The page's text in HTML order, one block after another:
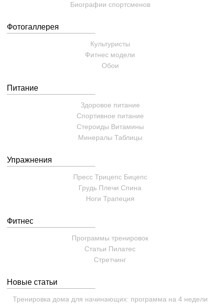
Биографии спортсменов
Фотогаллерея
Культуристы
Фитнес модели
Обои
Питание
Здоровое питание
Спортивное питание
Стероиды Витамины
Минералы Таблицы
Упражнения
Пресс Трицепс Бицепс
Грудь Плечи Спина
Ноги Трапеция
Фитнес
Программы тренировок
Статьи Пилатес
Cтретчинг
Новые статьи
Тренировка дома для начинающих: программа на 4 недели